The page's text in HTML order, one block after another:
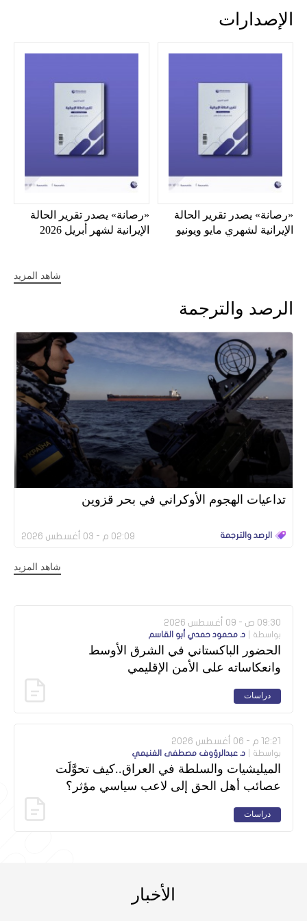
الإصدارات
«رصانة» يصدر تقرير الحالة
الإيرانية لشهري مايو ويونيو
«رصانة» يصدر تقرير الحالة
الإيرانية لشهر أبريل 2026
شاهد المزيد
الرصد والترجمة
تداعيات الهجوم الأوكراني في بحر قزوين
الرصد والترجمة 02:09 م - 03 أغسطس 2026
شاهد المزيد
09:30 ص - 09 أغسطس 2026
بواسطة د. محمود حمدي أبو القاسم
الحضور الباكستاني في الشرق الأوسط
وانعكاساته على الأمن الإقليمي
دراسات
12:21 م - 06 أغسطس 2026
بواسطة د. عبدالرؤوف مصطفى الغنيمي
الميليشيات والسلطة في العراق..كيف تحوَّلَت
عصائب أهل الحق إلى لاعب سياسي مؤثر؟
دراسات
الأخبار